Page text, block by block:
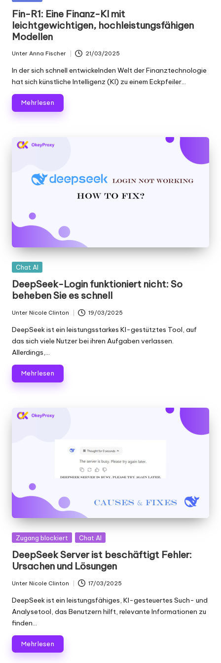
f
ü
r
je
d
e
n
e
[
o
st
e
nl
o
s
e
T
e
st
n
]
-
O
k
e
y
P
r
o
Scraping
und
mehr.
Fin-R1: Eine Finanz-KI mit
leichtgewichtigen, hochleistungsfähigen
Modellen
von
Unter Anna Fischer 21/03/2025
In der sich schnell entwickelnden Welt der Finanztechnologie
hat sich künstliche Intelligenz (KI) zu einem Eckpfeiler...
Mehr lesen
Gepostet
Chat AI
DeepSeek-Login funktioniert nicht: So
beheben Sie es schnell
von
Unter Nicole Clinton 19/03/2025
DeepSeek ist ein leistungsstarkes KI-gestütztes Tool, auf
das sich viele Nutzer bei ihren Aufgaben verlassen.
Allerdings,...
Mehr lesen
Gepostet
Zugang blockiert Chat AI
DeepSeek Server ist beschäftigt Fehler:
Ursachen und Lösungen
Geschrieben
von
Unter Nicole Clinton 17/03/2025
DeepSeek ist ein leistungsfähiges, KI-gesteuertes Such- und
Analysetool, das Benutzern hilft, relevante Informationen zu
finden...
Mehr lesen